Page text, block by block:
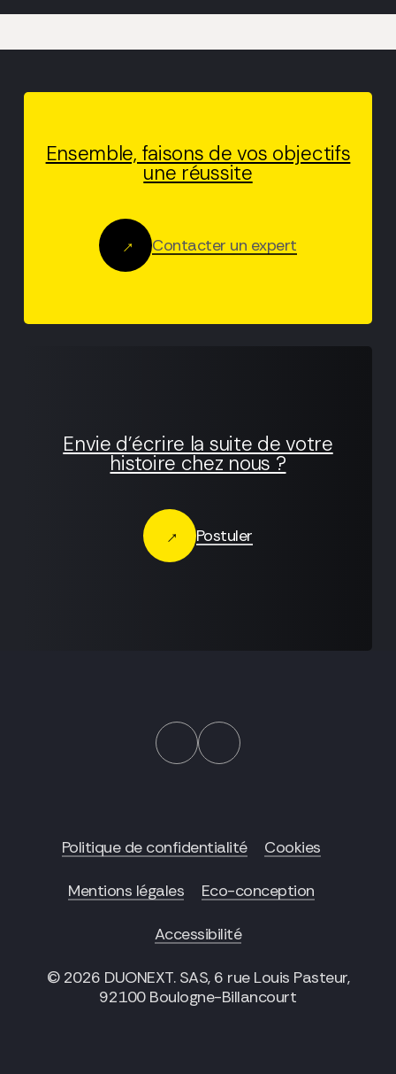
Envie d’écrire la suite de votre
histoire chez nous ?
Postuler
Ensemble, faisons de vos objectifs
une réussite
Contacter un expert
Politique de confidentialité Cookies
Mentions légales Eco-conception
Accessibilité
© 2026 DUONEXT. SAS, 6 rue Louis Pasteur,
92100 Boulogne-Billancourt